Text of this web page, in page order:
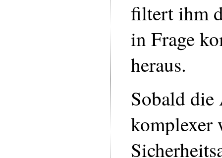
filtert ihm
in Frage
heraus.
Sobald die
komplexer